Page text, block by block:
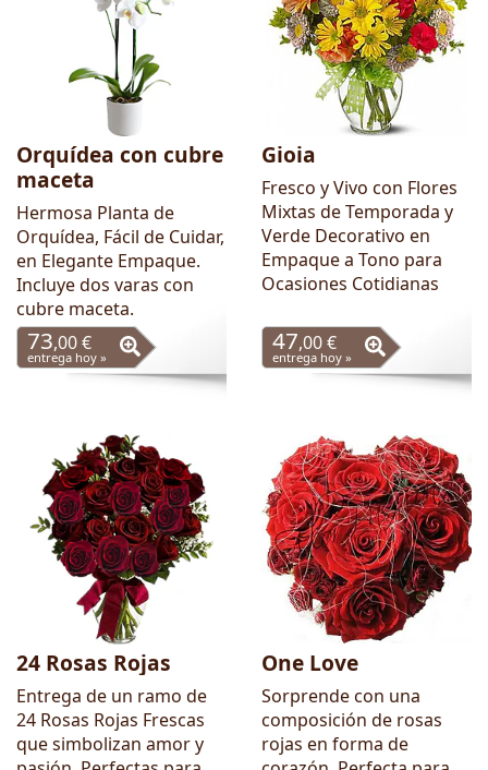
Orquídea con cubre
maceta
Hermosa Planta de
Orquídea, Fácil de Cuidar,
en Elegante Empaque.
Incluye dos varas con
cubre maceta.
73,00 €
entrega hoy »
Gioia
Fresco y Vivo con Flores
Mixtas de Temporada y
Verde Decorativo en
Empaque a Tono para
Ocasiones Cotidianas
47,00 €
entrega hoy »
24 Rosas Rojas
Entrega de un ramo de
24 Rosas Rojas Frescas
que simbolizan amor y
One Love
Sorprende con una
composición de rosas
rojas en forma de